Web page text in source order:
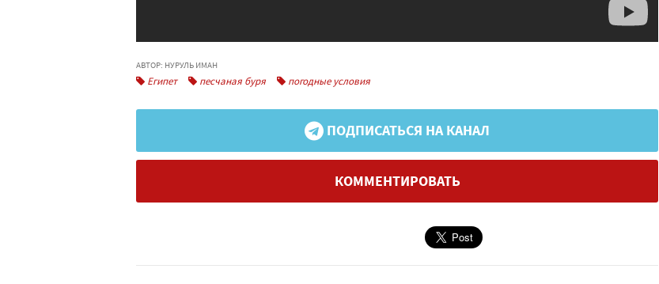
АВТОР: НУРУЛЬ ИМАН
Египет песчаная буря погодные условия
ПОДПИСАТЬСЯ НА КАНАЛ
КОММЕНТИРОВАТЬ